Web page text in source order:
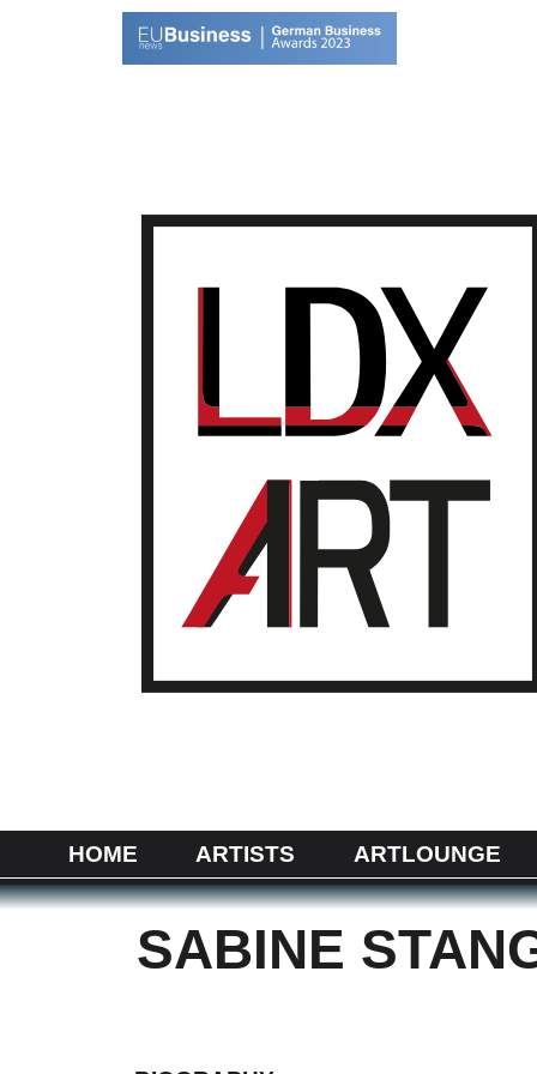
HOME ARTISTS ARTLOUNGE
SABINE